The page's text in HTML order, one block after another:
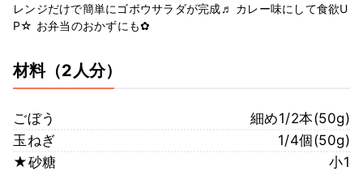
レンジだけで簡単にゴボウサラダが完成♬ カレー味にして食欲U
P☆ お弁当のおかずにも✿
材料（2人分）
ごぼう
細め1/2本(50g)
玉ねぎ
1/4個(50g)
★砂糖
小1